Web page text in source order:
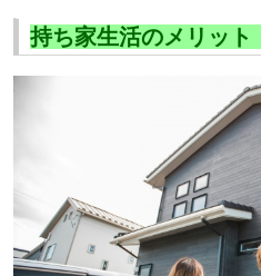
持ち家生活のメリット